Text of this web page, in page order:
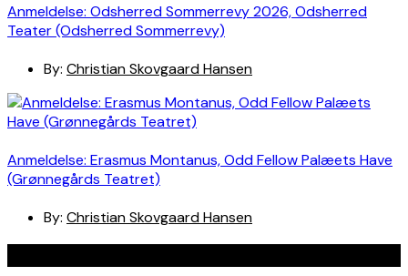
Anmeldelse: Odsherred Sommerrevy 2026, Odsherred
Teater (Odsherred Sommerrevy)
By: Christian Skovgaard Hansen
Anmeldelse: Erasmus Montanus, Odd Fellow Palæets Have
(Grønnegårds Teatret)
By: Christian Skovgaard Hansen